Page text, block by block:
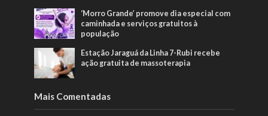
‘Morro Grande’ promove dia especial com
caminhada e serviços gratuitos à
população
Estação Jaraguá da Linha 7-Rubi recebe
ação gratuita de massoterapia
Mais Comentadas